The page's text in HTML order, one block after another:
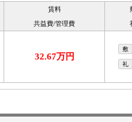
賃料
共益費/管理費
32.67万円
敷
礼